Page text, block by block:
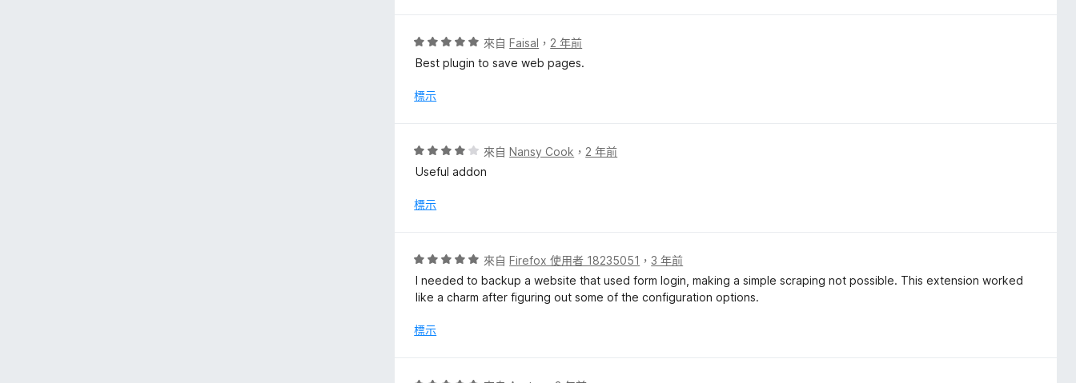
分
5
分
評
價
分
分
5
分
來自Faisal ， 2 年前
Best plugin to save web pages.
標示
評
價
分
分
5
分
來自Nansy Cook ， 2 年前
Useful addon
標示
評
價
5
，
5
來自Firefox 使用者 18235051 ，3 年前
I needed to backup a website that used form login, making a simple scraping not possible. This extension worked
like a charm after figuring out some of the configuration options.
標示